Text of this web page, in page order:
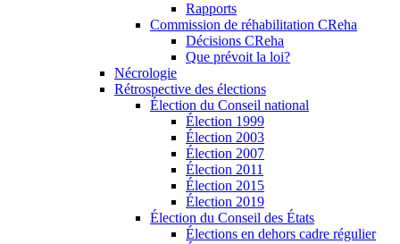
Rapports
Commission de réhabilitation CReha
Décisions CReha
Que prévoit la loi?
Nécrologie
Rétrospective des élections
Élection du Conseil national
Élection 1999
Élection 2003
Élection 2007
Élection 2011
Élection 2015
Élection 2019
Élection du Conseil des États
Élections en dehors cadre régulier